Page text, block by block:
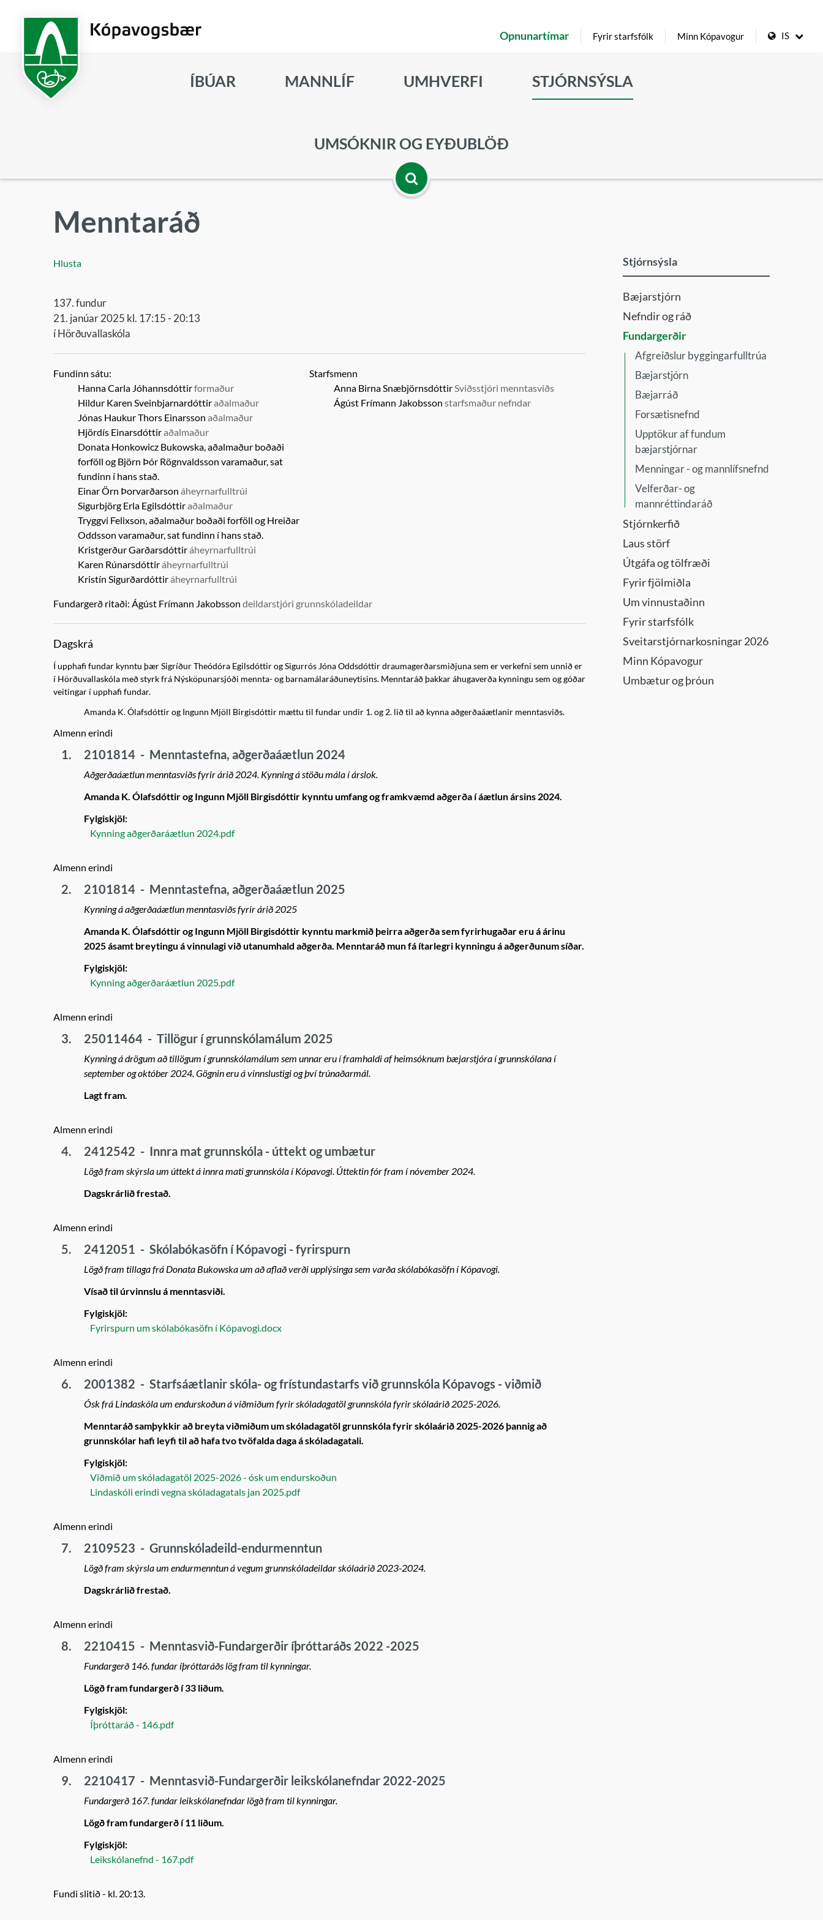
ÍBÚAR MANNLÍF UMHVERFI STJÓRNSÝSLA
UMSÓKNIR OG EYÐUBLÖÐ
Opna
Opnunartímar Fyrir starfsfólk Minn Kópavogur IS
Menntaráð
Hlusta
137. fundur
21. janúar 2025 kl. 17:15 - 20:13
í Hörðuvallaskóla
Fundinn sátu:
Hanna Carla Jóhannsdóttirformaður
Hildur Karen Sveinbjarnardóttiraðalmaður
Jónas Haukur Thors Einarsson aðalmaður
Hjördís Einarsdóttiraðalmaður
Donata Honkowicz Bukowska, aðalmaður boðaði
forföll og Björn Þór Rögnvaldsson varamaður,sat
fundinn í hans stað.
Einar Örn Þorvarðarson áheyrnarfulltrúi
Sigurbjörg Erla Egilsdóttiraðalmaður
Tryggvi Felixson, aðalmaður boðaði forföll og Hreiðar
Oddsson varamaður,sat fundinn í hans stað.
Kristgerður Garðarsdóttiráheyrnarfulltrúi
Karen Rúnarsdóttiráheyrnarfulltrúi
Kristín Sigurðardóttiráheyrnarfulltrúi
Starfsmenn
Anna Birna SnæbjörnsdóttirSviðsstjóri menntasviðs
Ágúst Frímann Jakobsson starfsmaður nefndar
Fundargerð ritaði: Ágúst Frímann Jakobsson deildarstjóri grunnskóladeildar
Dagskrá
Í upphafi fundar kynntu þær Sigríður Theódóra Egilsdóttir og Sigurrós Jóna Oddsdóttir draumagerðarsmiðjuna sem er verkefni sem unnið er
í Hörðuvallaskóla með styrk frá Nýsköpunarsjóði mennta- og barnamálaráðuneytisins. Menntaráð þakkar áhugaverða kynningu sem og góðar
veitingar í upphafi fundar.
Amanda K. Ólafsdóttir og Ingunn Mjöll Birgisdóttir mættu til fundar undir 1. og 2. lið til að kynna aðgerðaáætlanir menntasviðs.
Almenn erindi
1. 2101814 - Menntastefna, aðgerðaáætlun 2024
Aðgerðaáætlun menntasviðs fyrir árið 2024. Kynning á stöðu mála í árslok.
Amanda K. Ólafsdóttir og Ingunn Mjöll Birgisdóttir kynntu umfang og framkvæmd aðgerða í áætlun ársins 2024.
Fylgiskjöl:
Kynning aðgerðaráætlun 2024.pdf
Almenn erindi
2. 2101814 - Menntastefna, aðgerðaáætlun 2025
Kynning á aðgerðaáætlun menntasviðs fyrir árið 2025
Amanda K. Ólafsdóttir og Ingunn Mjöll Birgisdóttir kynntu markmið þeirra aðgerða sem fyrirhugaðar eru á árinu
2025 ásamt breytingu á vinnulagi við utanumhald aðgerða. Menntaráð mun fá ítarlegri kynningu á aðgerðunum síðar.
Fylgiskjöl:
Kynning aðgerðaráætlun 2025.pdf
Almenn erindi
3. 25011464 - Tillögur í grunnskólamálum 2025
Kynning á drögum að tillögum í grunnskólamálum sem unnar eru í framhaldi af heimsóknum bæjarstjóra í grunnskólana í
september og október 2024. Gögnin eru á vinnslustigi og því trúnaðarmál.
Lagt fram.
Almenn erindi
4. 2412542 - Innra mat grunnskóla - úttekt og umbætur
Lögð fram skýrsla um úttekt á innra mati grunnskóla í Kópavogi. Úttektin fór fram í nóvember 2024.
Dagskrárlið frestað.
Almenn erindi
5. 2412051 - Skólabókasöfn í Kópavogi - fyrirspurn
Lögð fram tillaga frá Donata Bukowska um að aflað verði upplýsinga sem varða skólabókasöfn í Kópavogi.
Vísað til úrvinnslu á menntasviði.
Fylgiskjöl:
Fyrirspurn um skólabókasöfn í Kópavogi.docx
Almenn erindi
6. 2001382 - Starfsáætlanir skóla- og frístundastarfs við grunnskóla Kópavogs - viðmið
Ósk frá Lindaskóla um endurskoðun á viðmiðum fyrir skóladagatöl grunnskóla fyrir skólaárið 2025-2026.
Menntaráð samþykkir að breyta viðmiðum um skóladagatöl grunnskóla fyrir skólaárið 2025-2026 þannig að
grunnskólar hafi leyfi til að hafa tvo tvöfalda daga á skóladagatali.
Fylgiskjöl:
Viðmið um skóladagatöl 2025-2026 - ósk um endurskoðun
Lindaskóli erindi vegna skóladagatals jan 2025.pdf
Almenn erindi
7. 2109523 - Grunnskóladeild-endurmenntun
Lögð fram skýrsla um endurmenntun á vegum grunnskóladeildar skólaárið 2023-2024.
Dagskrárlið frestað.
Almenn erindi
8. 2210415 - Menntasvið-Fundargerðir íþróttaráðs 2022 -2025
Fundargerð 146. fundar íþróttaráðs lög fram til kynningar.
Lögð fram fundargerð í 33 liðum.
Fylgiskjöl:
Íþróttaráð - 146.pdf
Almenn erindi
9. 2210417 - Menntasvið-Fundargerðir leikskólanefndar 2022-2025
Fundargerð 167. fundar leikskólanefndar lögð fram til kynningar.
Lögð fram fundargerð í 11 liðum.
Fylgiskjöl:
Leikskólanefnd - 167.pdf
Fundi slitið - kl. 20:13.
Stjórnsýsla
Bæjarstjórn
Nefndir og ráð
Fundargerðir
Afgreiðslur byggingarfulltrúa
Bæjarstjórn
Bæjarráð
Forsætisnefnd
Upptökur af fundum
bæjarstjórnar
Menningar - og mannlífsnefnd
Velferðar- og
mannréttindaráð
Stjórnkerfið
Laus störf
Útgáfa og tölfræði
Fyrir fjölmiðla
Um vinnustaðinn
Fyrir starfsfólk
Sveitarstjórnarkosningar 2026
Minn Kópavogur
Umbætur og þróun